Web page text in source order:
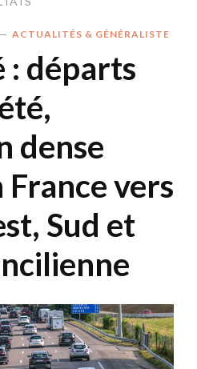
ACTUALITÉS & GÉNÉRALISTE
: départs
dense
France vers
Sud et